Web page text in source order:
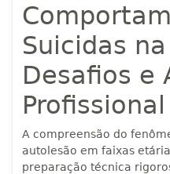
Suicidas
Desafios e
Profissional
A compreensão do
autolesão em faixas
preparação técnica